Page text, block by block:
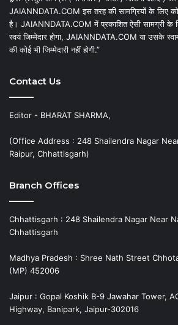
JAIANNDATA.COM इस तरह की सामग्रियों के लिए कोई
है। JAIANNDATA.COM में प्रकाशित ऐसी सामग्री के
स्वयं जिम्मेदार होगा, JAIANNDATA.COM या उसके
की कोई भी जिम्मेदारी नहीं होगी.”
Contact Us
Editor - BHARAT SHARMA,
(Office Address : 248 Shailendra Nagar
Raipur, Chhattisgarh)
Branch Offices
Chhattisgarh : 248 Shailendra Nagar Near
Chhattisgarh
Madhya Pradesh : Shree Nath Street
(MP) 452006
Jaipur : Gopal Koshik B-9 Jawahar Tower,
Highway, Banipark, Jaipur-302016